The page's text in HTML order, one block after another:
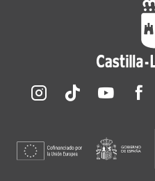
Redes sociales JCCM